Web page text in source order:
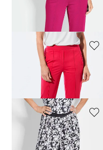
219,00 CHF
159,00 CHF219,00 CHF
GOLDNER
Plissee-Hose VERA mit Blütendruck
159,00 CHF179,00 CHF